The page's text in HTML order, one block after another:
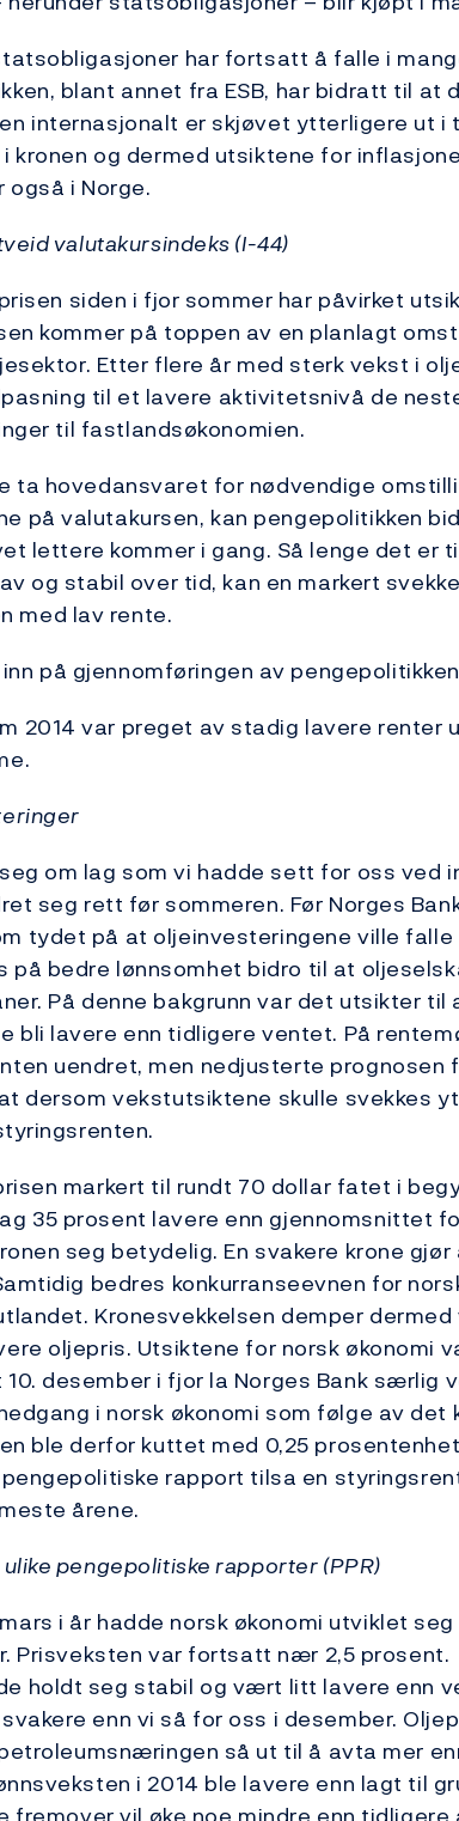
har fortsatt å falle i
blant annet fra ESB, har bidratt til at
internasjonalt er skjøvet ytterligere ut i
kronen og dermed utsiktene for
i Norge.
valutakursindeks (I-44)
siden i fjor sommer har påvirket
kommer på toppen av en planlagt
Etter flere år med sterk vekst i
til et lavere aktivitetsnivå de
til fastlandsøkonomien.
ta hovedansvaret for nødvendige
på valutakursen, kan pengepolitikken
lettere kommer i gang. Så lenge det er
og stabil over tid, kan en markert
med lav rente.
på gjennomføringen av
2014 var preget av stadig lavere renter
om lag som vi hadde sett for oss ved
seg rett før sommeren. Før Norges
tydet på at oljeinvesteringene ville falle
på bedre lønnsomhet bidro til at
På denne bakgrunn var det utsikter til
bli lavere enn tidligere ventet. På
uendret, men nedjusterte prognosen
dersom vekstutsiktene skulle svekkes
markert til rundt 70 dollar fatet i
35 prosent lavere enn gjennomsnittet
seg betydelig. En svakere krone
bedres konkurranseevnen for
Kronesvekkelsen demper dermed
oljepris. Utsiktene for norsk økonomi
desember i fjor la Norges Bank særlig
i norsk økonomi som følge av
ble derfor kuttet med 0,25
rapport tilsa en
årene.
pengepolitiske rapporter (PPR)
i år hadde norsk økonomi utviklet
Prisveksten var fortsatt nær 2,5 prosent.
holdt seg stabil og vært litt lavere enn
enn vi så for oss i desember.
så ut til å avta mer
i 2014 ble lavere enn lagt til